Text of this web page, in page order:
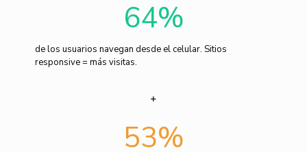
64%
de los usuarios navegan desde el celular. Sitios
responsive = más visitas.
53%